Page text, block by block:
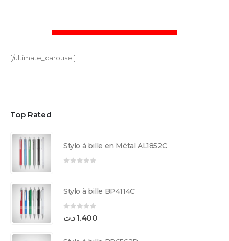
[/ultimate_carousel]
Top Rated
Stylo à bille en Métal AL1852C
Stylo à bille BP4114C
1.400 د.ت